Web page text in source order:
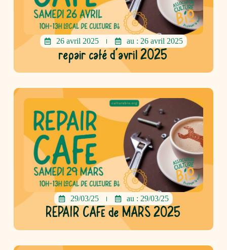
26 avril 2025 au : 26 avril 2025
repair café d’avril 2025
29/03/25 au : 29/03/25
REPAIR CAFE de MARS 2025